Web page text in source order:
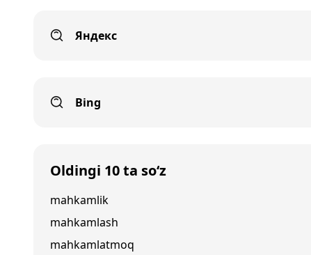
Яндекс
Bing
Oldingi 10 ta so‘z
mahkamlik
mahkamlash
mahkamlatmoq